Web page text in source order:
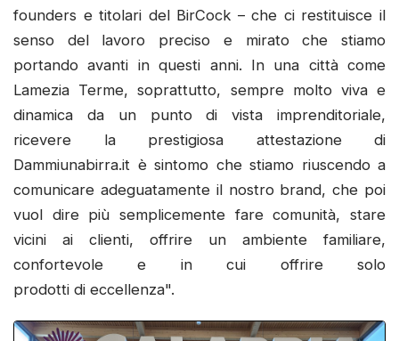
founders e titolari del BirCock – che ci restituisce il
senso del lavoro preciso e mirato che stiamo
portando avanti in questi anni. In una città come
Lamezia Terme, soprattutto, sempre molto viva e
dinamica da un punto di vista imprenditoriale,
ricevere la prestigiosa attestazione di
Dammiunabirra.it è sintomo che stiamo riuscendo a
comunicare adeguatamente il nostro brand, che poi
vuol dire più semplicemente fare comunità, stare
vicini ai clienti, offrire un ambiente familiare,
confortevole e in cui offrire solo
prodotti di eccellenza".